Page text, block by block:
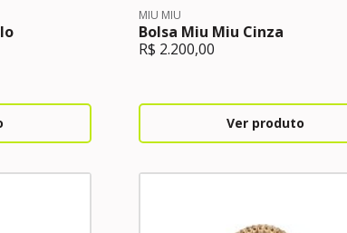
MIU MIU
Bolsa Miu Miu Cinza
R$ 2.200,00
Ver produto